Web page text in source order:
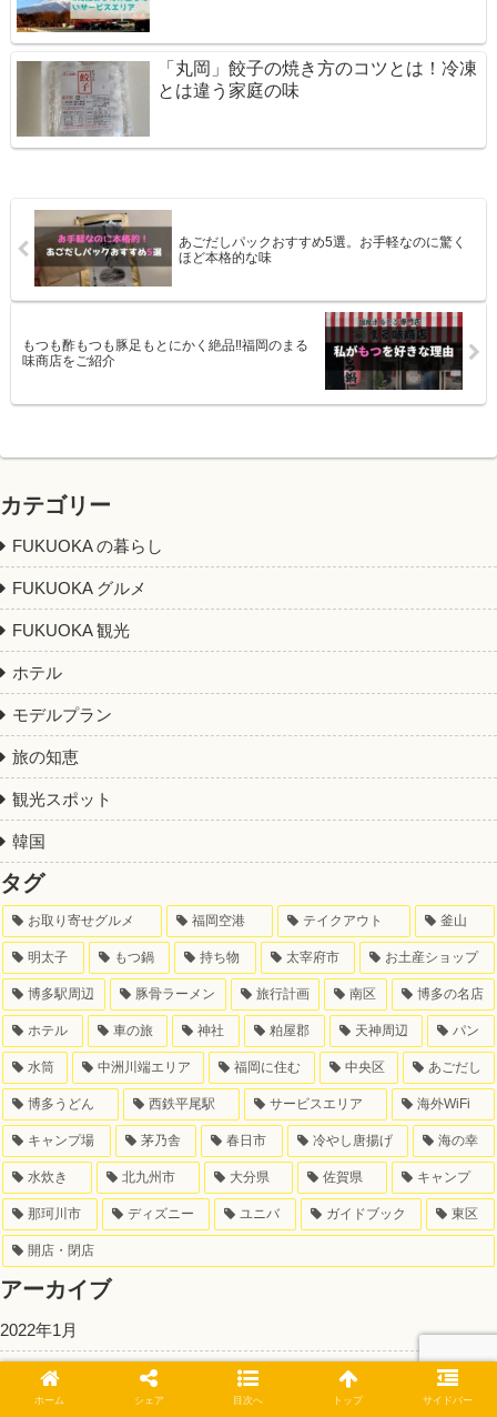
「丸岡」餃子の焼き方のコツとは！冷凍
とは違う家庭の味
あごだしパックおすすめ5選。お手軽なのに驚く
ほど本格的な味
もつも酢もつも豚足もとにかく絶品‼福岡のまる
味商店をご紹介
カテゴリー
FUKUOKA の暮らし
FUKUOKA グルメ
FUKUOKA 観光
ホテル
モデルプラン
旅の知恵
観光スポット
韓国
タグ
お取り寄せグルメ 福岡空港 テイクアウト 釜山
明太子 もつ鍋 持ち物 太宰府市 お土産ショップ
博多駅周辺 豚骨ラーメン 旅行計画 南区 博多の名店
ホテル 車の旅 神社 粕屋郡 天神周辺 パン
水筒 中洲川端エリア 福岡に住む 中央区 あごだし
博多うどん 西鉄平尾駅 サービスエリア 海外WiFi
キャンプ場 茅乃舎 春日市 冷やし唐揚げ 海の幸
水炊き 北九州市 大分県 佐賀県 キャンプ
那珂川市 ディズニー ユニバ ガイドブック 東区
開店・閉店
アーカイブ
2022年1月
2021年5月
ホーム シェア 目次へ トップ サイドバー